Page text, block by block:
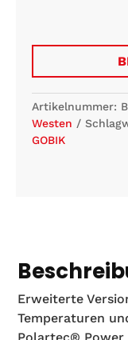
Artikelnummer:
Westen
GOBIK
Erweiterte
Temperaturen